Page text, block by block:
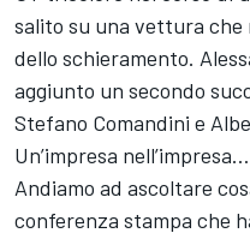
salito su una vettura
dello schieramento.
aggiunto un secondo
Stefano Comandini e
Un’impresa nell’impresa…
Andiamo ad ascoltare
conferenza stampa che